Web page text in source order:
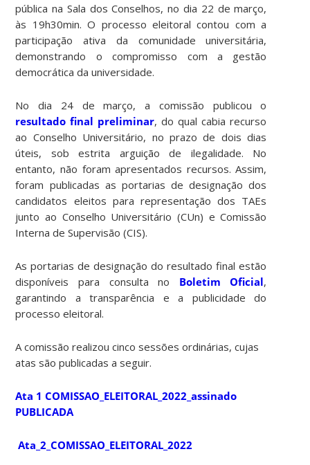
pública na Sala dos Conselhos, no dia 22 de março,
às 19h30min. O processo eleitoral contou com a
participação ativa da comunidade universitária,
demonstrando o compromisso com a gestão
democrática da universidade.
No dia 24 de março, a comissão publicou o
resultado final preliminar, do qual cabia recurso
ao Conselho Universitário, no prazo de dois dias
úteis, sob estrita arguição de ilegalidade. No
entanto, não foram apresentados recursos. Assim,
foram publicadas as portarias de designação dos
candidatos eleitos para representação dos TAEs
junto ao Conselho Universitário (CUn) e Comissão
Interna de Supervisão (CIS).
As portarias de designação do resultado final estão
disponíveis para consulta no Boletim Oficial,
garantindo a transparência e a publicidade do
processo eleitoral.
A comissão realizou cinco sessões ordinárias, cujas
atas são publicadas a seguir.
Ata 1 COMISSAO_ELEITORAL_2022_assinado
PUBLICADA
Ata_2_COMISSAO_ELEITORAL_2022